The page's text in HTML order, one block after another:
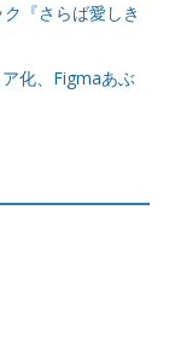
『さらば愛しき
化、Figmaあぶ